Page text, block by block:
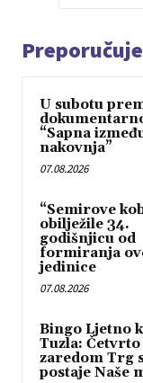
U subotu
“Sapna
nakovnja”
07.08.2026
“Semirove
obilježile 34.
godišnjicu od
formiranja
jedinice
07.08.2026
Bingo Ljetno
Tuzla:
zaredom Trg
postaje Naše